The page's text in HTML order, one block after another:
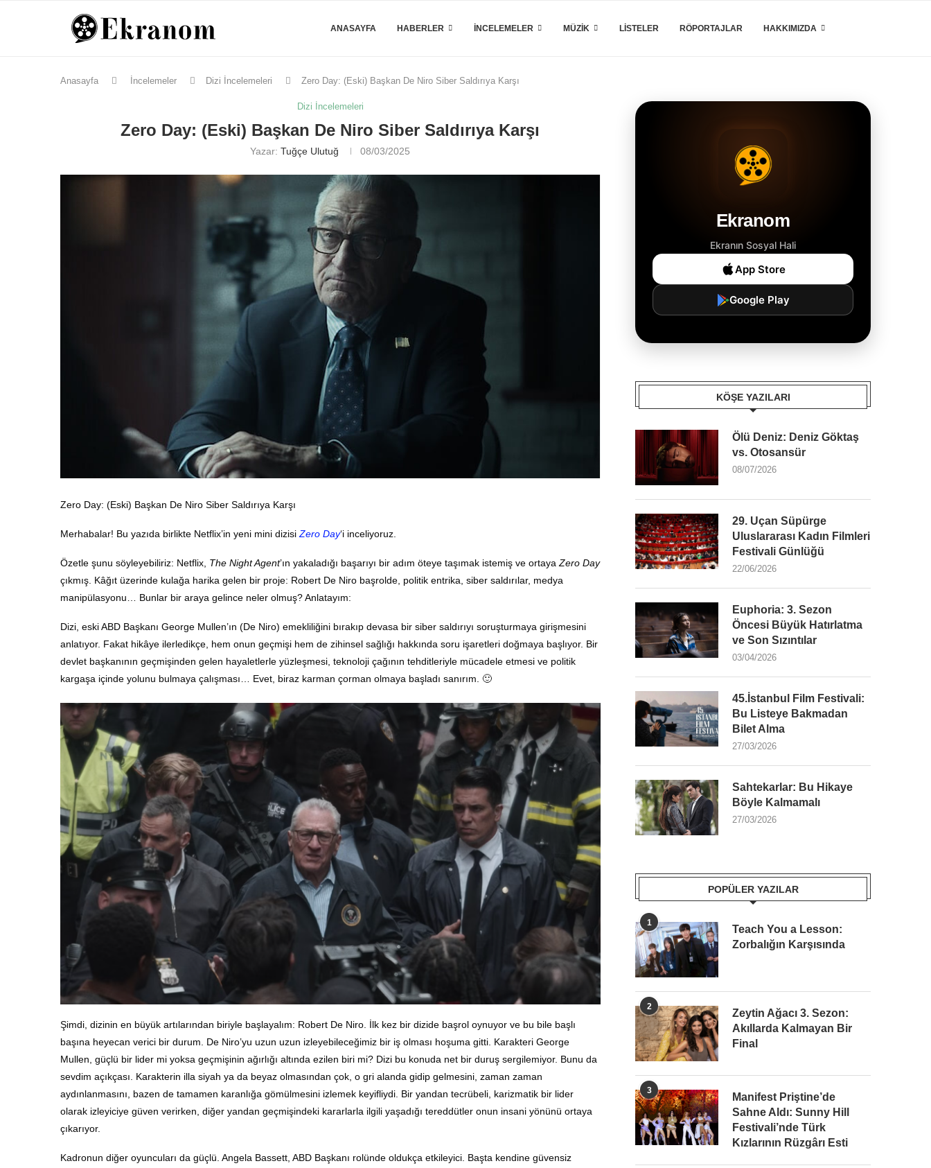
ANASAYFA HABERLER İNCELEMELER MÜZIK LISTELER RÖPORTAJLAR HAKKIMIZDA
Anasayfa İncelemeler Dizi İncelemeleri Zero Day: (Eski) Başkan De Niro Siber Saldırıya Karşı
Dizi İncelemeleri
Zero Day: (Eski) Başkan De Niro Siber Saldırıya Karşı
Yazar:Tuğçe Ulutuğ 08/03/2025
Zero Day: (Eski) Başkan De Niro Siber Saldırıya Karşı
Merhabalar! Bu yazıda birlikte Netflix’in yeni mini dizisi Zero Day‘i inceliyoruz.
Özetle şunu söyleyebiliriz: Netflix, The Night Agent’ın yakaladığı başarıyı bir adım öteye taşımak istemiş ve ortaya Zero Day
çıkmış. Kâğıt üzerinde kulağa harika gelen bir proje: Robert De Niro başrolde, politik entrika, siber saldırılar, medya
manipülasyonu… Bunlar bir araya gelince neler olmuş? Anlatayım:
Dizi, eski ABD Başkanı George Mullen’ın (De Niro) emekliliğini bırakıp devasa bir siber saldırıyı soruşturmaya girişmesini
anlatıyor. Fakat hikâye ilerledikçe, hem onun geçmişi hem de zihinsel sağlığı hakkında soru işaretleri doğmaya başlıyor. Bir
devlet başkanının geçmişinden gelen hayaletlerle yüzleşmesi, teknoloji çağının tehditleriyle mücadele etmesi ve politik
kargaşa içinde yolunu bulmaya çalışması… Evet, biraz karman çorman olmaya başladı sanırım. 🙂
Şimdi, dizinin en büyük artılarından biriyle başlayalım: Robert De Niro. İlk kez bir dizide başrol oynuyor ve bu bile başlı
başına heyecan verici bir durum. De Niro’yu uzun uzun izleyebileceğimiz bir iş olması hoşuma gitti. Karakteri George
Mullen, güçlü bir lider mi yoksa geçmişinin ağırlığı altında ezilen biri mi? Dizi bu konuda net bir duruş sergilemiyor. Bunu da
sevdim açıkçası. Karakterin illa siyah ya da beyaz olmasından çok, o gri alanda gidip gelmesini, zaman zaman
aydınlanmasını, bazen de tamamen karanlığa gömülmesini izlemek keyifliydi. Bir yandan tecrübeli, karizmatik bir lider
olarak izleyiciye güven verirken, diğer yandan geçmişindeki kararlarla ilgili yaşadığı tereddütler onun insani yönünü ortaya
çıkarıyor.
Kadronun diğer oyuncuları da güçlü. Angela Bassett, ABD Başkanı rolünde oldukça etkileyici. Başta kendine güvensiz
Ekranom
Ekranın Sosyal Hali
App Store
Google Play
KÖŞE YAZILARI
Ölü Deniz: Deniz Göktaş
vs. Otosansür
08/07/2026
29. Uçan Süpürge
Uluslararası Kadın Filmleri
Festivali Günlüğü
22/06/2026
Euphoria: 3. Sezon
Öncesi Büyük Hatırlatma
ve Son Sızıntılar
03/04/2026
45.İstanbul Film Festivali:
Bu Listeye Bakmadan
Bilet Alma
27/03/2026
Sahtekarlar: Bu Hikaye
Böyle Kalmamalı
27/03/2026
POPÜLER YAZILAR
1
Teach You a Lesson:
Zorbalığın Karşısında
2
Zeytin Ağacı 3. Sezon:
Akıllarda Kalmayan Bir
Final
3
Manifest Priştine’de
Sahne Aldı: Sunny Hill
Festivali’nde Türk
Kızlarının Rüzgârı Esti